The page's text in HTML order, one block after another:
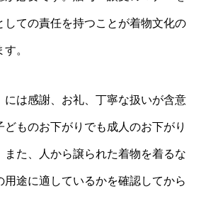
しての責任を持つことが着物文化の
。
には感謝、お礼、丁寧な扱いが含意
どものお下がりでも成人のお下がり
また、人から譲られた着物を着るな
用途に適しているかを確認してから